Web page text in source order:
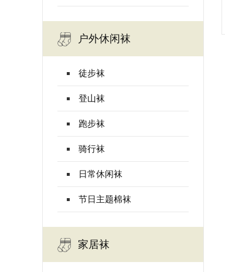
户外休闲袜
徒步袜
登山袜
跑步袜
骑行袜
日常休闲袜
节日主题棉袜
家居袜